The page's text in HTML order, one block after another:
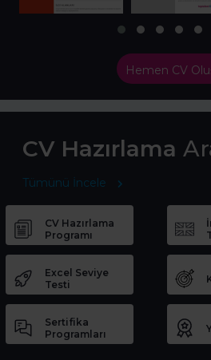
Hemen CV
CV Hazırlama
Tümünü İncele
CV Hazırlama
Programı
Excel Seviye
Testi
Sertifika
Programları